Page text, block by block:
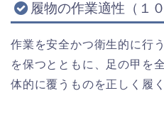
履物の作業適性（１０
作業を安全かつ衛生的に行
を保つとともに、足の甲を全
体的に覆うものを正しく履